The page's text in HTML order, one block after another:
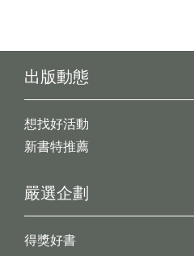
出版動態
想找好活動
新書特推薦
嚴選企劃
得獎好書